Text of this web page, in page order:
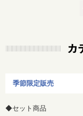
季節限定販売
◆セット商品